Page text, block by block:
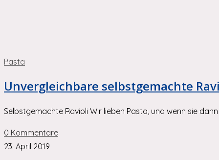
Pasta
Unvergleichbare selbstgemachte
Selbstgemachte Ravioli Wir lieben Pasta, und wenn sie
0 Kommentare
23. April 2019